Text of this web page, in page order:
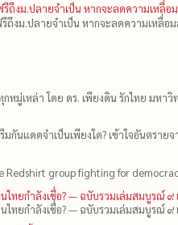
ถึงม.ปลายจำเป็น หากจะลดความเหลื่อ
ถึงม.ปลายจำเป็น หากจะลดความเหลื่อ
มู่เหล่า โดย ดร.​ เพียงดิน รักไทย มหา
นแดดจำเป็นเพียงใด? เข้าใจอันตรายจ
Redshirt group fighting for
ทยกำลังเชื่อ? — ฉบับรวมเล่มสมบูรณ์ ๙
ยกำลังเชื่อ? — ฉบับรวมเล่มสมบูรณ์ ๙